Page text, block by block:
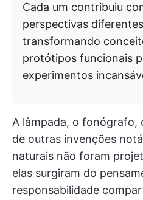
Cada um contribuiu
perspectivas
transformando
protótipos funcionais
experimentos
A lâmpada, o fonógrafo,
de outras invenções
naturais não foram
elas surgiram do
responsabilidade